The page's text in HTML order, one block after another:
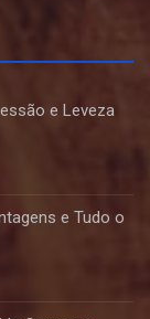
e Leveza
e Tudo o